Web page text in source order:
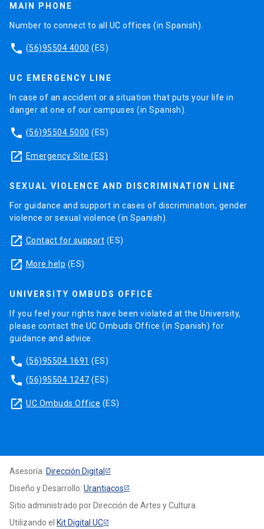
MAIN PHONE
Number to connect to all UC offices (in Spanish).
phone (56)95504 4000 (ES)
UC EMERGENCY LINE
In case of an accident or a situation that puts your life in
danger at one of our campuses (in Spanish).
phone (56)95504 5000 (ES)
launch Emergency Site (ES)
SEXUAL VIOLENCE AND DISCRIMINATION LINE
For guidance and support in cases of discrimination, gender
violence or sexual violence (in Spanish).
launch Contact for support (ES)
launch More help (ES)
UNIVERSITY OMBUDS OFFICE
If you feel your rights have been violated at the University,
please contact the UC Ombuds Office (in Spanish) for
guidance and advice.
phone (56)95504 1691 (ES)
phone (56)95504 1247 (ES)
launch UC Ombuds Office (ES)
Asesoría: Dirección Digital
Diseño y Desarrollo: Urantiacos
Sitio administrado por Dirección de Artes y Cultura
Utilizando el Kit Digital UC